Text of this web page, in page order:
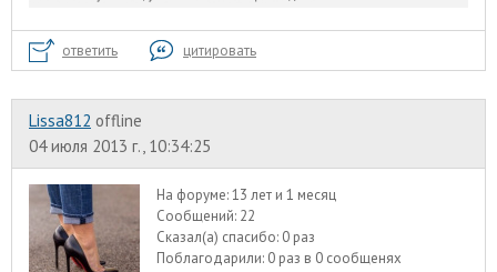
ответить цитировать
Lissa812 offline
04 июля 2013 г., 10:34:25
На форуме:13 лет и 1 месяц
Сообщений: 22
Сказал(а) спасибо: 0 раз
Поблагодарили: 0 раз в 0 сообщенях